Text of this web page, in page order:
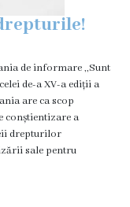
de informare ,,Sunt
de-a XV-a ediții a
are ca scop
conștientizare a
drepturilor
sale pentru